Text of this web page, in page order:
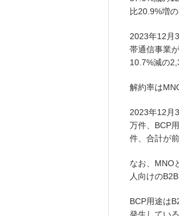
比20.9%増
2023年12月
帯通信事業
10.7%減の
解約率は
2023年12月
万件、BCP
件、合計が
なお、MNO
人向けの
BCP用途は